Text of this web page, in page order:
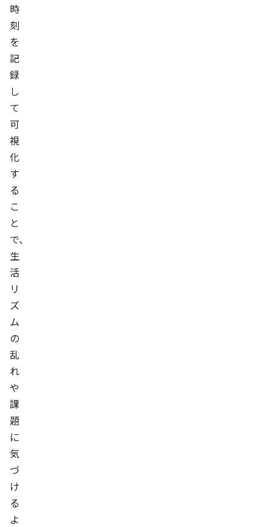
時
刻
を
記
録
し
て
可
視
化
す
る
こ
と
で、
生
活
リ
ズ
ム
の
乱
れ
や
課
題
に
気
づ
け
る
よ